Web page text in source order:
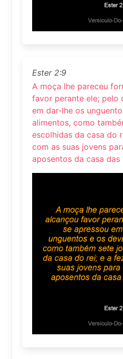
Ester 2:9
A moça lhe pareceu
favor perante ele; pelo
em dar-lhe os
alimentos, como
escolhidas da casa do
com as suas jovens
aposentos da casa das